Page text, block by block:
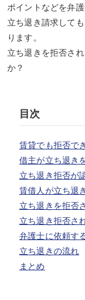
ポイントなどを弁
立ち退き請求して
ります。
立ち退きを拒否さ
か？
目次
賃貸でも拒否で
借主が立ち退き
立ち退き拒否が
賃借人が立ち退
立ち退きを拒否
立ち退き拒否さ
弁護士に依頼す
立ち退きの流れ
まとめ